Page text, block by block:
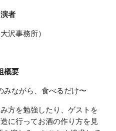
者
沢事務所）
概要
みながら、食べるだけ〜
方を勉強したり、ゲストを
に行ってお酒の作り方を見